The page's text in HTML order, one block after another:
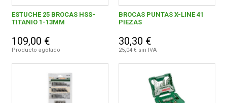
ESTUCHE 25 BROCAS HSS-
TITANIO 1-13MM
109,00 €
Producto agotado
BROCAS PUNTAS X-LINE 41
PIEZAS
30,30 €
25,04 € sin IVA